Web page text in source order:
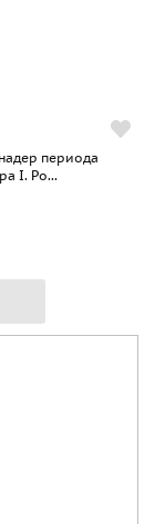
периода
I. Ро...